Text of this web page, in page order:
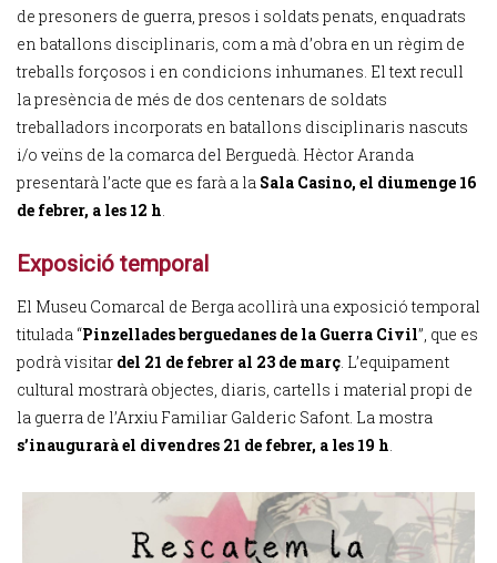
de presoners de guerra, presos i soldats penats, enquadrats
en batallons disciplinaris, com a mà d’obra en un règim de
treballs forçosos i en condicions inhumanes. El text recull
la presència de més de dos centenars de soldats
treballadors incorporats en batallons disciplinaris nascuts
i/o veïns de la comarca del Berguedà. Hèctor Aranda
presentarà l’acte que es farà a la Sala Casino, el diumenge 16
de febrer, a les 12 h.
Exposició temporal
El Museu Comarcal de Berga acollirà una exposició temporal
titulada “Pinzellades berguedanes de la Guerra Civil”, que es
podrà visitar del 21 de febrer al 23 de març. L’equipament
cultural mostrarà objectes, diaris, cartells i material propi de
la guerra de l’Arxiu Familiar Galderic Safont. La mostra
s’inaugurarà el divendres 21 de febrer, a les 19 h.